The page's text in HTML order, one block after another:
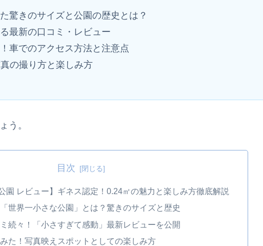
驚きのサイズと公園の歴史とは？
最新の口コミ・レビュー
車でのアクセス方法と注意点
の撮り方と楽しみ方
う。
目次
園 レビュー】ギネス認定！0.24㎡の魅力と楽しみ方徹底解説
世界一小さな公園」とは？驚きのサイズと歴史
続々！「小さすぎて感動」最新レビューを公開
た！写真映えスポットとしての楽しみ方